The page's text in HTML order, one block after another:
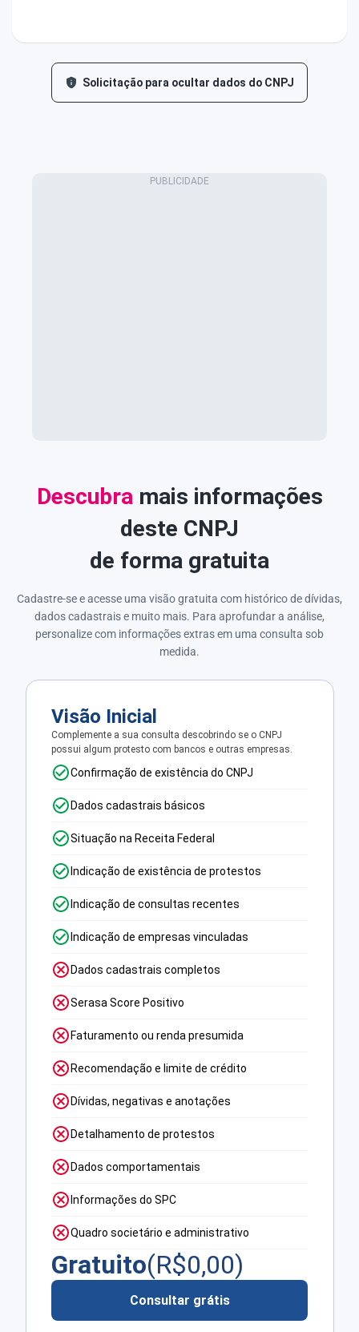
Solicitação para ocultar dados do CNPJ
Descubra mais informações
deste CNPJ
de forma gratuita
Cadastre-se e acesse uma visão gratuita com histórico de dívidas,
dados cadastrais e muito mais. Para aprofundar a análise,
personalize com informações extras em uma consulta sob
medida.
Visão Inicial
Complemente a sua consulta descobrindo se o CNPJ
possui algum protesto com bancos e outras empresas.
Confirmação de existência do CNPJ
Dados cadastrais básicos
Situação na Receita Federal
Indicação de existência de protestos
Indicação de consultas recentes
Indicação de empresas vinculadas
Dados cadastrais completos
Serasa Score Positivo
Faturamento ou renda presumida
Recomendação e limite de crédito
Dívidas, negativas e anotações
Detalhamento de protestos
Dados comportamentais
Informações do SPC
Quadro societário e administrativo
Gratuito(R$0,00)
Consultar grátis